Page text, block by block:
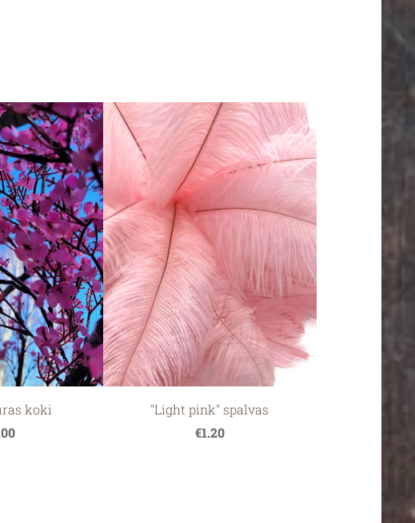
koki
"Light pink" spalvas
€1.20